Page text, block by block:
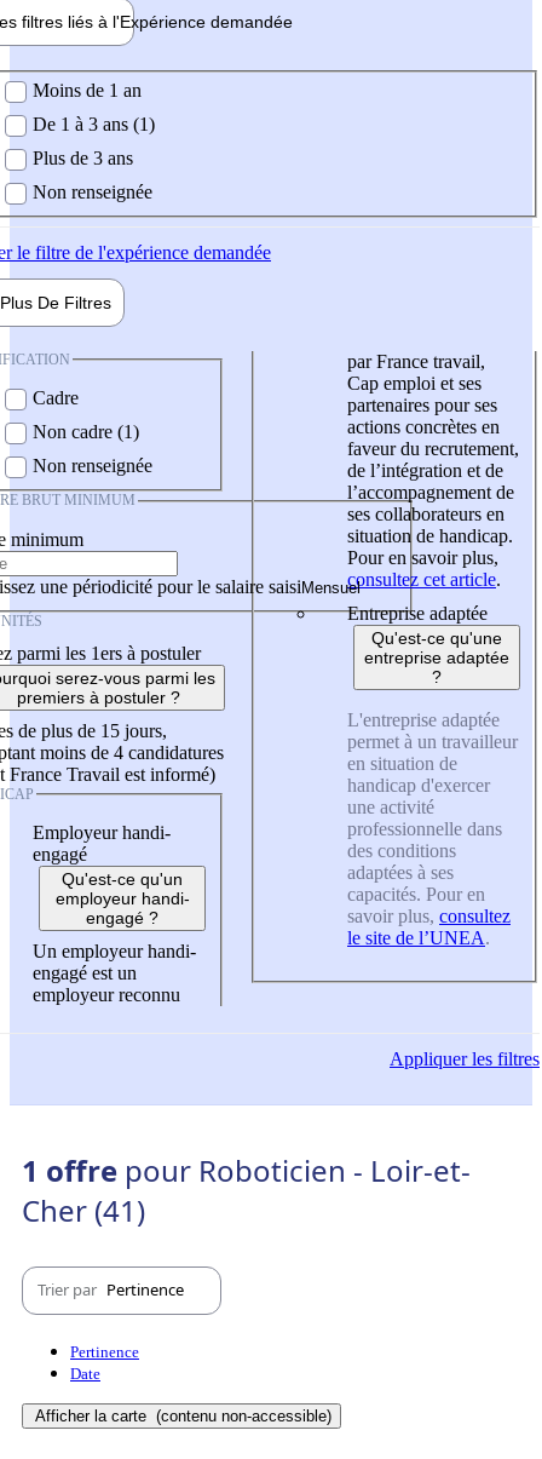
filtres liés à l'Expérience demandée
demandée
Moins de 1 an
De 1 à 3 ans (1)
Plus de 3 ans
Non renseignée
le filtre de l'expérience demandée
Plus De Filtres
Cadre
Non cadre (1)
Non renseignée
BRUT MINIMUM
minimum
une périodicité pour le salaire saisi
parmi les 1ers à postuler
serez-vous parmi les
premiers à postuler ?
de plus de 15 jours,
moins de 4 candidatures
France Travail est informé)
Employeur handi-
engagé
Qu'est-ce qu'un
employeur handi-
engagé ?
Un employeur handi-
engagé est un
employeur reconnu
par France travail,
Cap emploi et ses
partenaires pour ses
actions concrètes en
faveur du recrutement,
de l’intégration et de
l’accompagnement de
ses collaborateurs en
situation de handicap.
Pour en savoir plus,
consultez cet article.
Entreprise adaptée
Qu'est-ce qu'une
entreprise adaptée
?
L'entreprise adaptée
permet à un travailleur
en situation de
handicap d'exercer
une activité
professionnelle dans
des conditions
adaptées à ses
capacités. Pour en
savoir plus, consultez
le site de l’UNEA.
Appliquerles filtres
1 offre pour Roboticien - Loir-et-
Cher (41)
Trier par Pertinence
Pertinence
Date
Afficher la carte (contenu non-accessible)